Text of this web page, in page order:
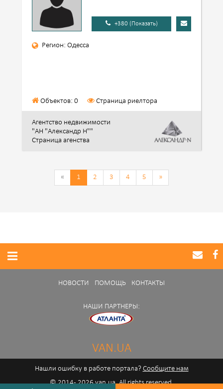
+380 (Показать)
Регион: Одесса
Объектов: 0 Страница риелтора
Агентство недвижимости
"АН "Александр Н""
Страница агенства
« 1 2 3 4 5 »
НОВОСТИ ПОМОЩЬ КОНТАКТЫ
НАШИ ПАРТНЕРЫ:
VAN.UA
Нашли ошибку в работе портала? Сообщите нам
© 2014 - 2026 van.ua. All rights reserved.